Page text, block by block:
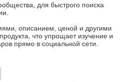
для быстрого поиска
описанием, ценой и другими
что упрощает изучение и
прямо в социальной сети.